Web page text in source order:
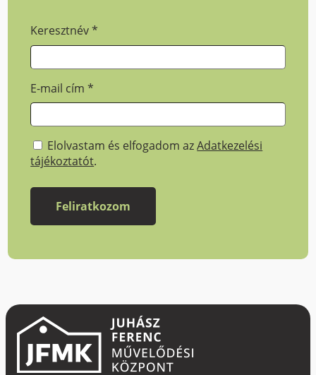
Keresztnév*
E-mail cím*
Elolvastam és elfogadom azAdatkezelési
tájékoztatót.